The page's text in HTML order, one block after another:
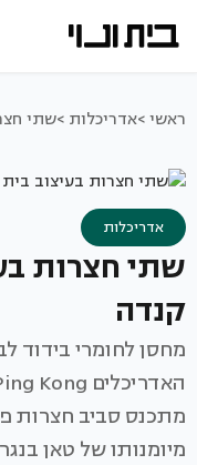
ראשי >אדריכלות >שתי
אדריכלות
שתי חצרות
קנדה
מחסן לחומרי בידוד
מתכנס סביב חצרות
מיומנותו של טאן